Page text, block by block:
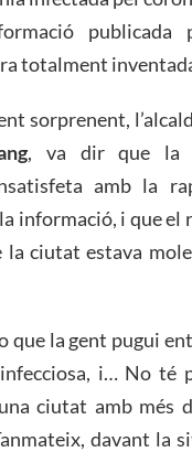
totalment
sorprenent,
, va dir que la
amb la
informació, i que el
la ciutat estava
que la gent pugui
i… No té
ciutat amb més
davant la